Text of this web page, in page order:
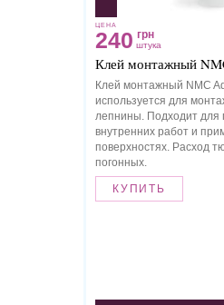
ЦЕНА
240 грн
штука
Клей монтажный
Клей монтажный NMC
используется для
лепнины. Подходит для
внутренних работ и
поверхностях. Расход
погонных.
КУПИТЬ